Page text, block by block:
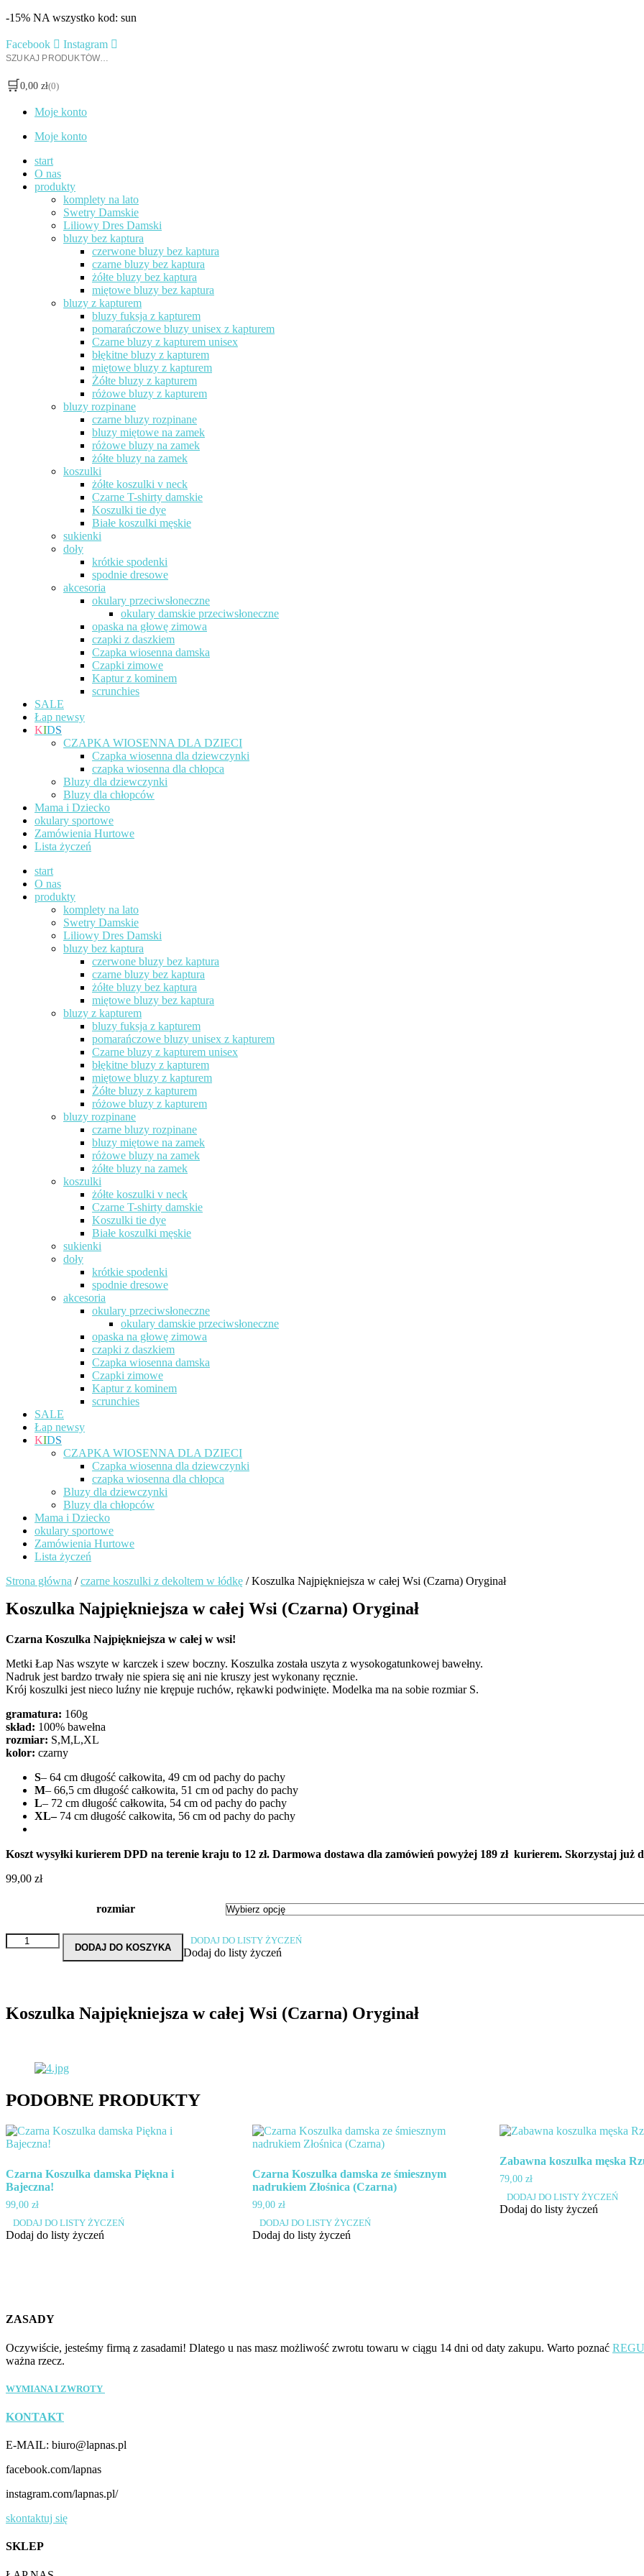
Przejdź
treści
-15% NA wszystko kod: sun
Facebook
Instagram
Szukaj:
🛒 0,00 zł(0)
Moje konto
Moje konto
start
O nas
produkty
komplety na lato
Swetry Damskie
Liliowy Dres Damski
bluzy bez kaptura
czerwone bluzy bez kaptura
czarne bluzy bez kaptura
żółte bluzy bez kaptura
miętowe bluzy bez kaptura
bluzy z kapturem
bluzy fuksja z kapturem
pomarańczowe bluzy unisex z kapturem
Czarne bluzy z kapturem unisex
błękitne bluzy z kapturem
miętowe bluzy z kapturem
Żółte bluzy z kapturem
różowe bluzy z kapturem
bluzy rozpinane
czarne bluzy rozpinane
bluzy miętowe na zamek
różowe bluzy na zamek
żółte bluzy na zamek
koszulki
żółte koszulki v neck
Czarne T-shirty damskie
Koszulki tie dye
Białe koszulki męskie
sukienki
doły
krótkie spodenki
spodnie dresowe
akcesoria
okulary przeciwsłoneczne
okulary damskie przeciwsłoneczne
opaska na głowę zimowa
czapki z daszkiem
Czapka wiosenna damska
Czapki zimowe
Kaptur z kominem
scrunchies
SALE
Łap newsy
KIDS
CZAPKA WIOSENNA DLA DZIECI
Czapka wiosenna dla dziewczynki
czapka wiosenna dla chłopca
Bluzy dla dziewczynki
Bluzy dla chłopców
Mama i Dziecko
okulary sportowe
Zamówienia Hurtowe
Lista życzeń
start
O nas
produkty
komplety na lato
Swetry Damskie
Liliowy Dres Damski
bluzy bez kaptura
czerwone bluzy bez kaptura
czarne bluzy bez kaptura
żółte bluzy bez kaptura
miętowe bluzy bez kaptura
bluzy z kapturem
bluzy fuksja z kapturem
pomarańczowe bluzy unisex z kapturem
Czarne bluzy z kapturem unisex
błękitne bluzy z kapturem
miętowe bluzy z kapturem
Żółte bluzy z kapturem
różowe bluzy z kapturem
bluzy rozpinane
czarne bluzy rozpinane
bluzy miętowe na zamek
różowe bluzy na zamek
żółte bluzy na zamek
koszulki
żółte koszulki v neck
Czarne T-shirty damskie
Koszulki tie dye
Białe koszulki męskie
sukienki
doły
krótkie spodenki
spodnie dresowe
akcesoria
okulary przeciwsłoneczne
okulary damskie przeciwsłoneczne
opaska na głowę zimowa
czapki z daszkiem
Czapka wiosenna damska
Czapki zimowe
Kaptur z kominem
scrunchies
SALE
Łap newsy
KIDS
CZAPKA WIOSENNA DLA DZIECI
Czapka wiosenna dla dziewczynki
czapka wiosenna dla chłopca
Bluzy dla dziewczynki
Bluzy dla chłopców
Mama i Dziecko
okulary sportowe
Zamówienia Hurtowe
Lista życzeń
Strona główna /czarne koszulki z dekoltem w łódkę / Koszulka Najpiękniejsza w całej Wsi (Czarna) Oryginał
Koszulka Najpiękniejsza w całej Wsi (Czarna) Oryginał
Czarna Koszulka Najpiękniejsza w całej w wsi!
Metki Łap Nas wszyte w karczek i szew boczny. Koszulka została uszyta z wysokogatunkowej bawełny.
Nadruk jest bardzo trwały nie spiera się ani nie kruszy jest wykonany ręcznie.
Krój koszulki jest nieco luźny nie krępuje ruchów, rękawki podwinięte. Modelka ma na sobie rozmiar S.
gramatura: 160g
skład: 100% bawełna
rozmiar: S,M,L,XL
kolor: czarny
S– 64 cm długość całkowita, 49 cm od pachy do pachy
M– 66,5 cm długość całkowita, 51 cm od pachy do pachy
L– 72 cm długość całkowita, 54 cm od pachy do pachy
XL– 74 cm długość całkowita, 56 cm od pachy do pachy
Koszt wysyłki kurierem DPD na terenie kraju to 12 zł. Darmowa dostawa dla zamówień powyżej 189 zł kurierem. Skorzystaj już
99,00 zł
rozmiar
ilość
Koszulka
Najpiękniejsza
(Czarna)
DODAJ DO KOSZYKA
DODAJ DO LISTY ŻYCZEŃ
Dodaj do listy życzeń
Koszulka Najpiękniejsza w całej Wsi (Czarna) Oryginał
PODOBNE PRODUKTY
Czarna Koszulka damska Piękna i
Bajeczna!
99,00 zł
Ten
produkt
na
produktu
DODAJ DO LISTY ŻYCZEŃ
Dodaj do listy życzeń
Czarna Koszulka damska ze śmiesznym
nadrukiem Złośnica (Czarna)
99,00zł
Ten
produkt
produktu
DODAJ DO LISTY ŻYCZEŃ
Dodaj do listy życzeń
Zabawna koszulka męska
79,00 zł
Ten
produkt
DODAJ DO LISTY ŻYCZEŃ
Dodaj do listy życzeń
ZASADY
Oczywiście, jesteśmy firmą z zasadami! Dlatego u nas masz możliwość zwrotu towaru w ciągu 14 dni od daty zakupu. Warto poznać
ważna rzecz.
WYMIANA I ZWROTY
KONTAKT
E-MAIL: biuro@lapnas.pl
facebook.com/lapnas
instagram.com/lapnas.pl/
skontaktuj się
SKLEP